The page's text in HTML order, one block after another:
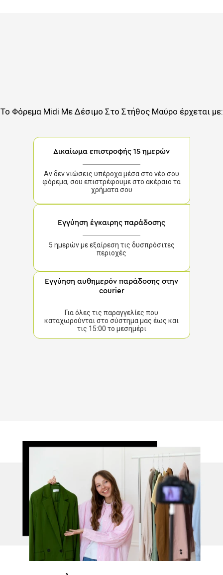
Το Φόρεμα Midi Με Δέσιμο Στο Στήθος Μαύρο έρχεται με:
Δικαίωμα επιστροφής 15 ημερών
Αν δεν νιώσεις υπέροχα μέσα στο νέο σου
φόρεμα, σου επιστρέφουμε στο ακέραιο τα
χρήματα σου
Εγγύηση έγκαιρης παράδοσης
5 ημερών με εξαίρεση τις δυσπρόσιτες
περιοχές
Εγγύηση αυθημερόν παράδοσης στην
courier
Για όλες τις παραγγελίες που
καταχωρούνται στο σύστημα μας έως και
τις 15:00 το μεσημέρι